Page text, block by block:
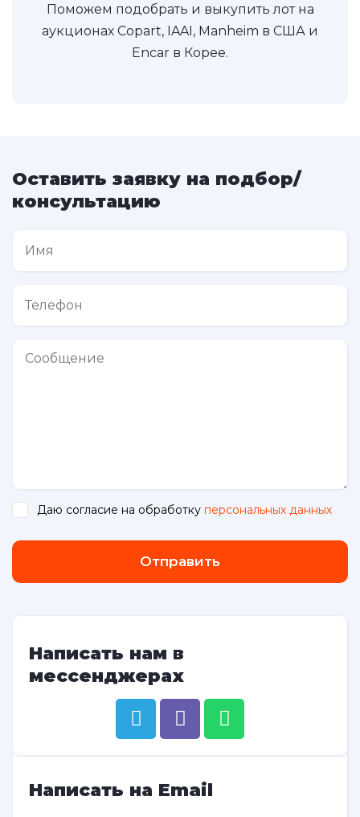
Поможем подобрать и выкупить лот на
аукционах Copart, IAAI, Manheim в США и
Encar в Корее.
Оставить заявку на подбор/
консультацию
Даю согласие на обработку персональных данных
Отправить
Написать нам в
мессенджерах
Написать на Email